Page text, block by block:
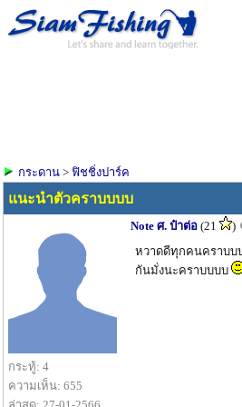
กระดาน > ฟิชชิ่งปาร์ค
แนะนำตัวคราบบบบ
กระทู้: 4
ความเห็น: 655
Note ศ. ป๋าต่อ (21 )
หวาดดีทุกคนคราบบ
กันมั่งนะคราบบบบ